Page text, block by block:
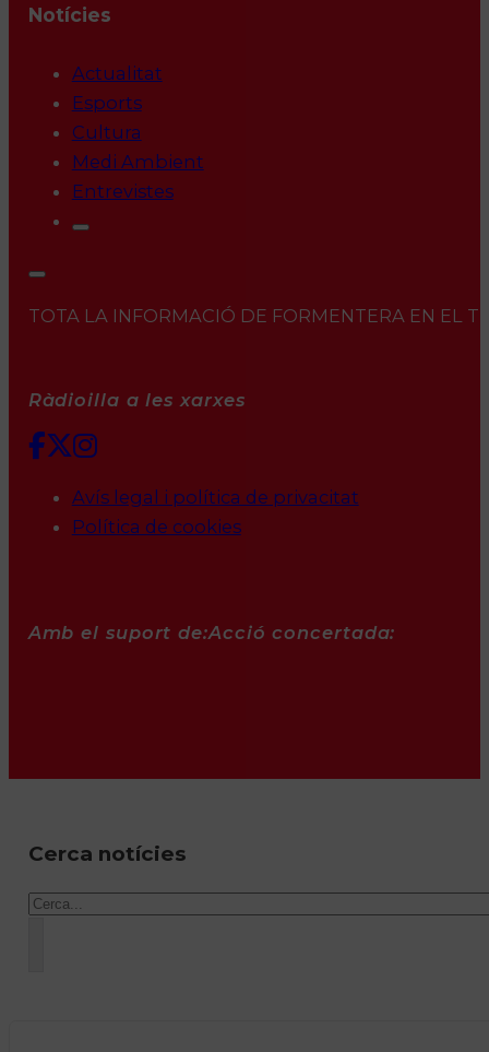
Notícies
Actualitat
Esports
Cultura
Medi Ambient
Entrevistes
TOTA LA INFORMACIÓ DE FORMENTERA EN EL
Ràdioilla a les xarxes
Avís legal i política de privacitat
Política de cookies
Amb el suport de:Acció concertada:
Cerca notícies
Cercar